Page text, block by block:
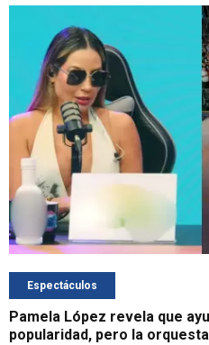
Espectáculos
Pamela López revela que
popularidad, pero la